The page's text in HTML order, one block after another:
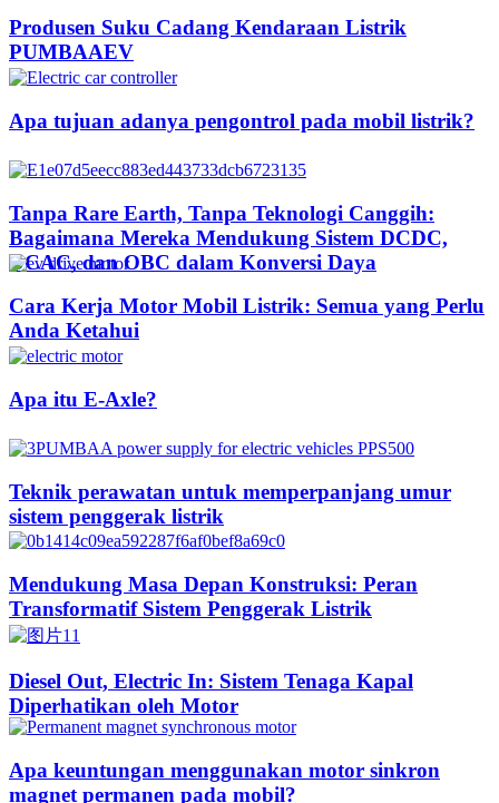
Produsen Suku Cadang Kendaraan Listrik
PUMBAAEV
Apa tujuan adanya pengontrol pada mobil listrik?
Tanpa Rare Earth, Tanpa Teknologi Canggih:
Bagaimana Mereka Mendukung Sistem DCDC,
DCAC, dan OBC dalam Konversi Daya
Cara Kerja Motor Mobil Listrik: Semua yang Perlu
Anda Ketahui
Apa itu E-Axle?
Teknik perawatan untuk memperpanjang umur
sistem penggerak listrik
Mendukung Masa Depan Konstruksi: Peran
Transformatif Sistem Penggerak Listrik
Diesel Out, Electric In: Sistem Tenaga Kapal
Diperhatikan oleh Motor
Apa keuntungan menggunakan motor sinkron
magnet permanen pada mobil?